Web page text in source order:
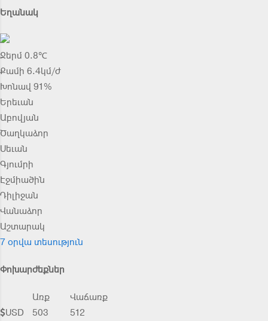
Եղանակ
Ջերմ 0.8℃
Քամի 6.4կմ/ժ
Խոնավ 91%
Երեւան
Աբովյան
Ծաղկաձոր
Սեւան
Գյումրի
Էջմիածին
Դիլիջան
Վանաձոր
Աշտարակ
7 օրվա տեսություն
Փոխարժեքներ
Առք
Վաճառք
USD
503 512